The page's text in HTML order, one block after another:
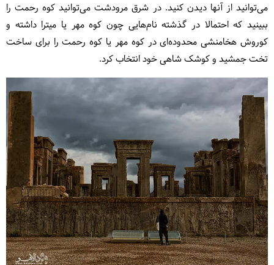
می‌توانید از آنها دیدن کنید. در شرق مرودشت می‌توانید کوه رحمت را
ببینید که احتمالا در گذشته نام‌هایی چون کوه مهر یا میترا داشته و
کوروش هخامنشی محدوده‌ای در کوه مهر یا کوه رحمت را برای ساخت
تخت جمشید و کوشک شاهی خود انتخاب کرد.